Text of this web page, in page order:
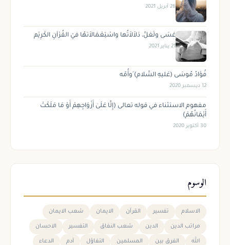
26 أبريل 2021
عَسَى ولَعَلَّ، دَلاَلاَتُها واسْتِعْمَالاَتهُا فيْ القُرْآنِ الكَرِيْم
21 يناير 2021
فُؤادُ مُوسَى (عَليهِ السَّلام) َوأُمّه
12 ديسمبر 2020
مفهوم الاستثناء في قوله تعالى (إِلَّا عَلَىٰ أَزْوَاجِهِمْ أَوْ مَا مَلَكَتْ
أَيْمَانُهُمْ)
30 أكتوبر 2020
الوسوم
الاسلام تفسير القرآن الايمان شعب الايمان
مراتب الدين الدين شعب النفاق التفسير الاحسان
الله الفرق بين المسلمين التفاؤل آدم الدعاء